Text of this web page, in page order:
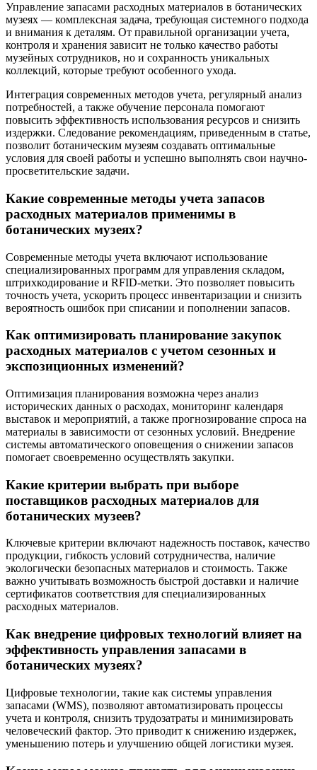
Управление запасами расходных материалов в ботанических
музеях — комплексная задача, требующая системного подхода
и внимания к деталям. От правильной организации учета,
контроля и хранения зависит не только качество работы
музейных сотрудников, но и сохранность уникальных
коллекций, которые требуют особенного ухода.
Интеграция современных методов учета, регулярный анализ
потребностей, а также обучение персонала помогают
повысить эффективность использования ресурсов и снизить
издержки. Следование рекомендациям, приведенным в статье,
позволит ботаническим музеям создавать оптимальные
условия для своей работы и успешно выполнять свои научно-
просветительские задачи.
Какие современные методы учета запасов
расходных материалов применимы в
ботанических музеях?
Современные методы учета включают использование
специализированных программ для управления складом,
штрихкодирование и RFID-метки. Это позволяет повысить
точность учета, ускорить процесс инвентаризации и снизить
вероятность ошибок при списании и пополнении запасов.
Как оптимизировать планирование закупок
расходных материалов с учетом сезонных и
экспозиционных изменений?
Оптимизация планирования возможна через анализ
исторических данных о расходах, мониторинг календаря
выставок и мероприятий, а также прогнозирование спроса на
материалы в зависимости от сезонных условий. Внедрение
системы автоматического оповещения о снижении запасов
помогает своевременно осуществлять закупки.
Какие критерии выбрать при выборе
поставщиков расходных материалов для
ботанических музеев?
Ключевые критерии включают надежность поставок, качество
продукции, гибкость условий сотрудничества, наличие
экологически безопасных материалов и стоимость. Также
важно учитывать возможность быстрой доставки и наличие
сертификатов соответствия для специализированных
расходных материалов.
Как внедрение цифровых технологий влияет на
эффективность управления запасами в
ботанических музеях?
Цифровые технологии, такие как системы управления
запасами (WMS), позволяют автоматизировать процессы
учета и контроля, снизить трудозатраты и минимизировать
человеческий фактор. Это приводит к снижению издержек,
уменьшению потерь и улучшению общей логистики музея.